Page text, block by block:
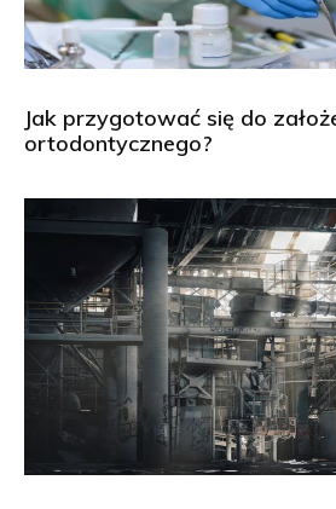
Jak przygotować się do
ortodontycznego?